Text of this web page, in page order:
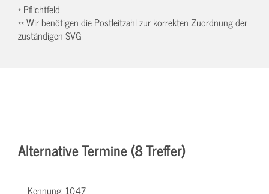
* Pflichtfeld
** Wir benötigen die Postleitzahl zur korrekten Zuordnung der
zuständigen SVG
Alternative Termine (8 Treffer)
Kennung: 1047